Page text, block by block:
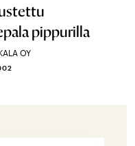
pippurilla
OY